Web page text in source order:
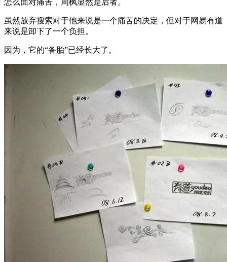
虽然放弃搜索对于他来说是一个痛苦的决定，但对于网易有道
来说是卸下了一个负担。
因为，它的“备胎”已经长大了。